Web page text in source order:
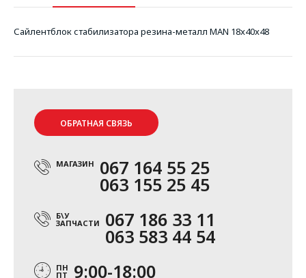
Сайлентблок стабилизатора резина-металл MAN 18x40x48
ОБРАТНАЯ СВЯЗЬ
МАГАЗИН 067 164 55 25
063 155 25 45
Б\У
ЗАПЧАСТИ 067 186 33 11
063 583 44 54
ПН
ПТ 9:00-18:00